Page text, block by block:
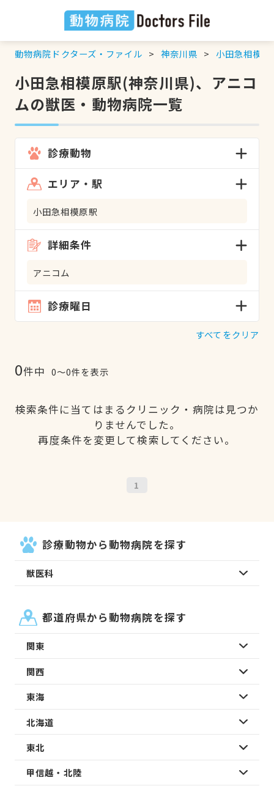
動物病院ドクターズ・ファイル 神奈川県 小田急相模原
小田急相模原駅(神奈川県)、アニコ
ムの獣医・動物病院一覧
診療動物
エリア・駅
小田急相模原駅
詳細条件
アニコム
診療曜日
すべてをクリア
0件中 0〜0件を表示
検索条件に当てはまるクリニック・病院は見つか
りませんでした。
再度条件を変更して検索してください。
1
診療動物から動物病院を探す
獣医科
都道府県から動物病院を探す
関東
関西
東海
北海道
東北
甲信越・北陸